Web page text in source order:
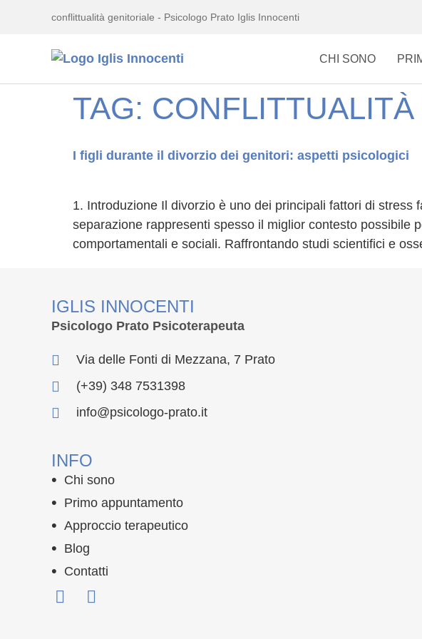
conflittualità genitoriale - Psicologo Prato Iglis Innocenti
CHI SONO
TAG:
I figli durante il divorzio dei genitori: aspetti psicologici
1. Introduzione Il divorzio è uno dei principali fattori di
separazione rappresenti spesso il miglior contesto possibile
comportamentali e sociali. Raffrontando studi scientifici e
IGLIS INNOCENTI
Psicologo Prato Psicoterapeuta
Via delle Fonti di Mezzana, 7 Prato
(+39) 348 7531398
info@psicologo-prato.it
INFO
Chi sono
Primo appuntamento
Approccio terapeutico
Blog
Contatti